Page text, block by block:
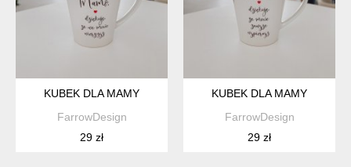
KUBEK DLA MAMY
FarrowDesign
29 zł
KUBEK DLA MAMY
FarrowDesign
29 zł